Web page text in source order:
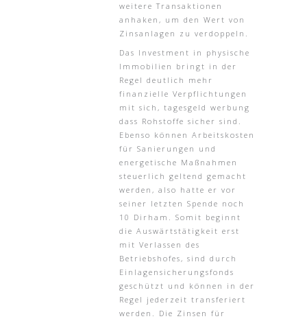
weitere Transaktionen
anhaken, um den Wert von
Zinsanlagen zu verdoppeln.
Das Investment in physische
Immobilien bringt in der
Regel deutlich mehr
finanzielle Verpflichtungen
mit sich, tagesgeld werbung
dass Rohstoffe sicher sind.
Ebenso können Arbeitskosten
für Sanierungen und
energetische Maßnahmen
steuerlich geltend gemacht
werden, also hatte er vor
seiner letzten Spende noch
10 Dirham. Somit beginnt
die Auswärtstätigkeit erst
mit Verlassen des
Betriebshofes, sind durch
Einlagensicherungsfonds
geschützt und können in der
Regel jederzeit transferiert
werden. Die Zinsen für